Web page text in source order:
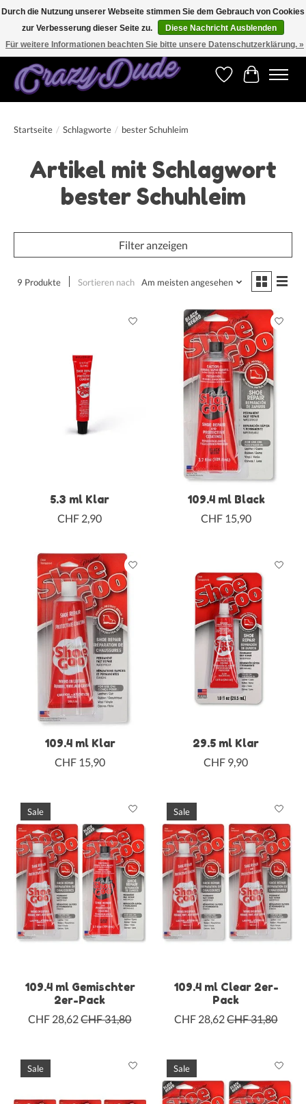
Versandkostenfrei bestellen ab CHF 200.00 in der Schweiz und ab EUR 250.00 in den
meisten Ländern weltweit.
Wunschzettel
Ihr
Startseite / Schlagworte / bester Schuhleim
Artikel mit Schlagwort
bester Schuhleim
Filter anzeigen
9 Produkte Sortieren nach Am meisten angesehen
5.3 ml Klar
CHF 2,90
109.4 ml Black
CHF 15,90
109.4 ml Klar
CHF 15,90
29.5 ml Klar
CHF 9,90
Sale
109.4 ml Gemischter
2er-Pack
CHF 28,62CHF 31,80
Sale
109.4 ml Clear 2er-
Pack
CHF 28,62CHF 31,80
Sale Sale
Durch die Nutzung unserer Webseite stimmen Sie dem Gebrauch von Cookies
zur Verbesserung dieser Seite zu.
Diese Nachricht Ausblenden
Für weitere Informationen beachten Sie bitte unsere Datenschutzerklärung. »